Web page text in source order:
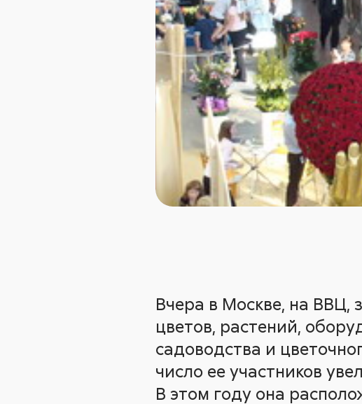
Вчера в Москве, на ВВЦ,
цветов, растений,
садоводства и
число ее участников
В этом году она